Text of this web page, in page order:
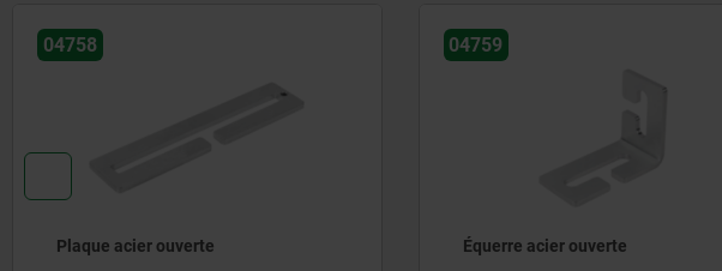
04758
Plaque acier ouverte
04759
Équerre acier ouverte